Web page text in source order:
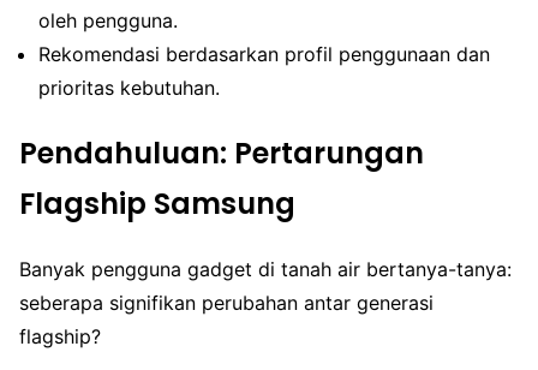
oleh pengguna.
Rekomendasi berdasarkan profil penggunaan dan
prioritas kebutuhan.
Pendahuluan: Pertarungan
Flagship Samsung
Banyak pengguna gadget di tanah air bertanya-tanya:
seberapa signifikan perubahan antar generasi
flagship?